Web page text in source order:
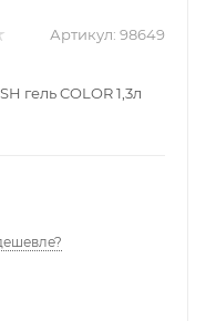
Артикул: 98649
гель COLOR 1,3л